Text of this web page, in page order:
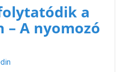
a
– A nyomozó